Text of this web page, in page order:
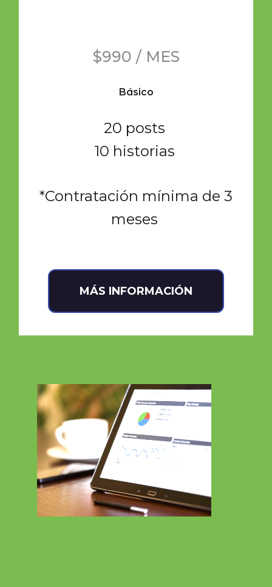
$990 / MES
Básico
20 posts
10 historias
*Contratación mínima de 3
meses
MÁS INFORMACIÓN